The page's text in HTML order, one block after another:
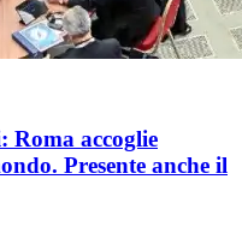
Roma accoglie
Presente anche il